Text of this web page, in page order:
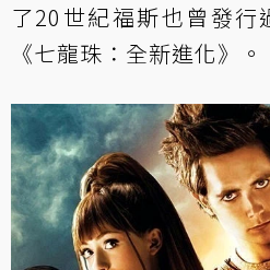
了20世紀福斯也曾發行
《七龍珠：全新進化》。